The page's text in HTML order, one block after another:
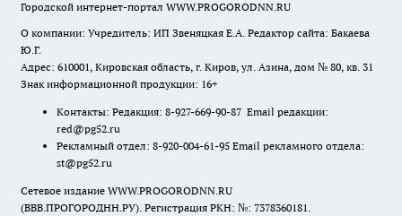
Городской интернет-портал WWW.PROGORODNN.RU
О компании: Учредитель: ИП Звеняцкая Е.А. Редактор сайта: Бакаева
Ю.Г.
Адрес: 610001, Кировская область, г. Киров, ул. Азина, дом № 80, кв. 31
Знак информационной продукции: 16+
Контакты: Редакция: 8-927-669-90-87 Email редакции:
red@pg52.ru
Рекламный отдел: 8-920-004-61-95 Email рекламного отдела:
st@pg52.ru
Сетевое издание WWW.PROGORODNN.RU
(ВВВ.ПРОГОРОДНН.РУ). Регистрация РКН: №: 7378360181.